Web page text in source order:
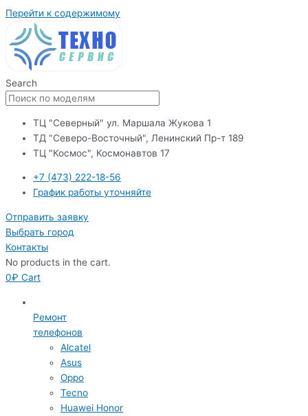
Перейти к содержимому
Search
ТЦ "Северный" ул. Маршала Жукова 1
ТД "Северо-Восточный", Ленинский Пр-т 189
ТЦ "Космос", Космонавтов 17
+7 (473) 222-18-56
График работы уточняйте
Отправить заявку
Выбрать город
Контакты
No products in the cart.
0₽ Cart
Ремонт
телефонов
Alcatel
Asus
Oppo
Tecno
Huawei Honor